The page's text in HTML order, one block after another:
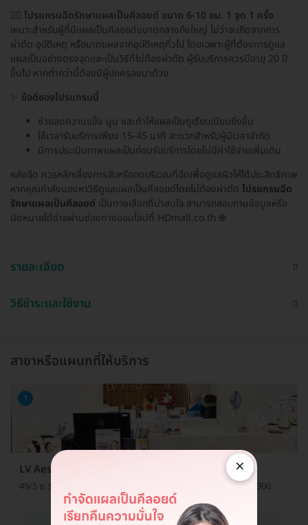
👨‍⚕️ โปรแกรมฉีดรักษาแผลเป็นคีลอยด์ ขนาด 6-10 ซม. 1 จุด 1 ครั้ง
เหมาะสำหรับผู้ที่มีแผลเป็นคีลอยด์ขนาดกลางถึงใหญ่ ไม่ว่าจะเกิดจากการ
ผ่าตัด อุบัติเหตุ หรือบาดแผลจากอุบัติเหตุทั่วไป โดยเฉพาะผู้ที่ต้องการดูแล
แผลเป็นอย่างตรงจุดและเป็นวิธีที่ไม่ต้องผ่าตัด ผู้รับบริการควรมีอายุ 20 ปี
ขึ้นไป หากต่ำกว่านี้ต้องมีผู้ปกครองมาด้วย
ข้อดีของโปรแกรมนี้
ช่วยลดความแข็ง นูน และทำให้แผลเป็นดูเรียบเนียนยิ่งขึ้น
ใช้เวลารับบริการเพียง 15-45 นาที สะดวกสำหรับผู้มีเวลาจำกัด
มีการประเมินภาพแผลเป็นก่อนรับบริการโดยไม่มีค่าใช้จ่ายเพิ่มเติม
หลังฉีด ควรหลีกเลี่ยงการจับหรือกดบริเวณที่ฉีดเพื่อดูแลผิวให้ได้ประสิทธิภาพ
หากคุณกำลังมองหาวิธีดูแลแผลเป็นคีลอยด์โดยไม่ต้องผ่าตัด โปรแกรมฉีด
รักษาแผลเป็นคีลอยด์ เป็นทางเลือกที่น่าสนใจ สามารถสอบถามข้อมูลหรือ
นัดหมายได้ง่ายผ่านช่องทางออนไลน์ที่ HDmall.co.th 🌐
รายละเอียด
วิธีชำระและใช้งาน
สาขาหรือแผนกที่ให้บริการ
1
LV Aesthetic Clinic (แอลวีเอสเธติค รัชดา 48)
49/5 ซ. รัชดาภิเษก 48 แขวงลาดยาว เขตจตุจักร กรุงเทพมหานคร 10900
×